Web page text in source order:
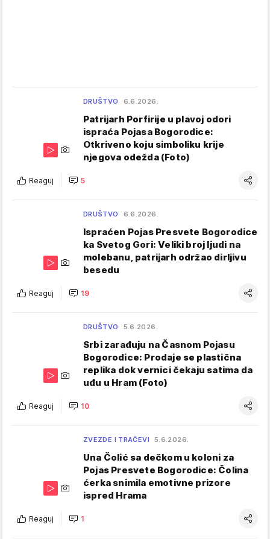
DRUŠTVO 6.6.2026.
Patrijarh Porfirije u plavoj odori
ispraća Pojasa Bogorodice:
Otkriveno koju simboliku krije
njegova odežda (Foto)
Reaguj 5
DRUŠTVO 6.6.2026.
Ispraćen Pojas Presvete Bogorodice
ka Svetog Gori: Veliki broj ljudi na
molebanu, patrijarh održao dirljivu
besedu
Reaguj 19
DRUŠTVO 5.6.2026.
Srbi zarađuju na Časnom Pojasu
Bogorodice: Prodaje se plastična
replika dok vernici čekaju satima da
uđu u Hram (Foto)
Reaguj 10
ZVEZDE I TRAČEVI 5.6.2026.
Una Čolić sa dečkom u koloni za
Pojas Presvete Bogorodice: Čolina
ćerka snimila emotivne prizore
ispred Hrama
Reaguj 1